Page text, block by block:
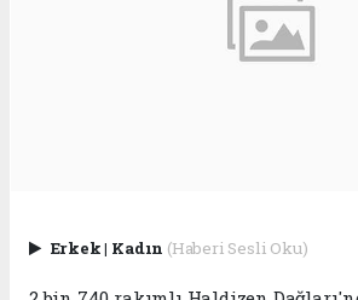
Erkek| Kadın (Haberi Sesli Oku)